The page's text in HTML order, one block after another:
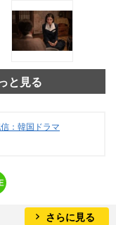
と見る
：韓国ドラマ
さらに見る